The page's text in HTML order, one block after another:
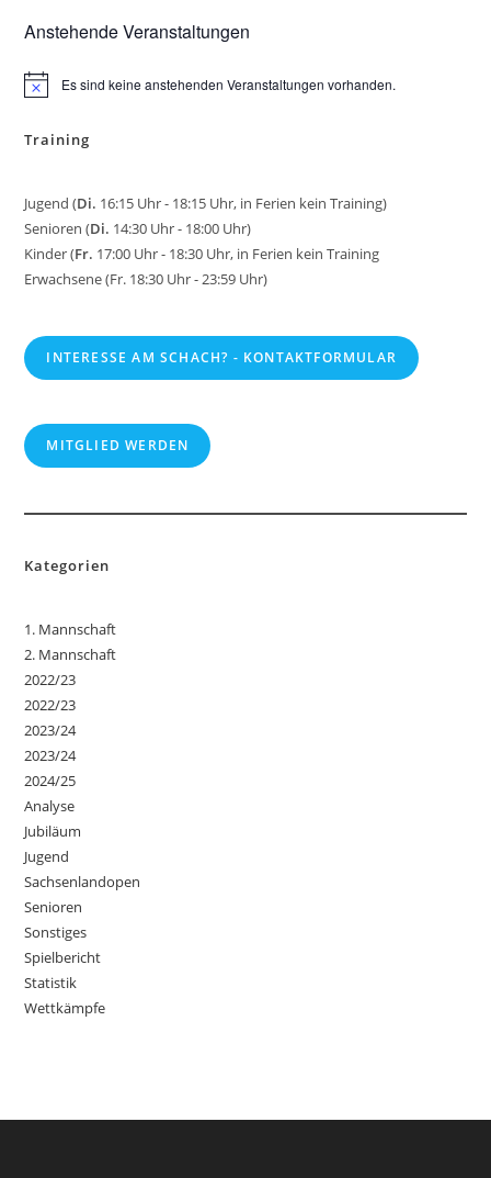
Anstehende Veranstaltungen
H
w
s
Es sind keine anstehenden Veranstaltungen vorhanden.
Training
Jugend (Di. 16:15 Uhr - 18:15 Uhr, in Ferien kein Training)
Senioren (Di. 14:30 Uhr - 18:00 Uhr)
Kinder (Fr. 17:00 Uhr - 18:30 Uhr, in Ferien kein Training
Erwachsene (Fr. 18:30 Uhr - 23:59 Uhr)
INTERESSE AM SCHACH? - KONTAKTFORMULAR
MITGLIED WERDEN
Kategorien
1. Mannschaft
2. Mannschaft
2022/23
2022/23
2023/24
2023/24
2024/25
Analyse
Jubiläum
Jugend
Sachsenlandopen
Senioren
Sonstiges
Spielbericht
Statistik
Wettkämpfe